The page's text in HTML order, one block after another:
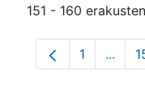
151 - 160
Orrialdea
1 ...